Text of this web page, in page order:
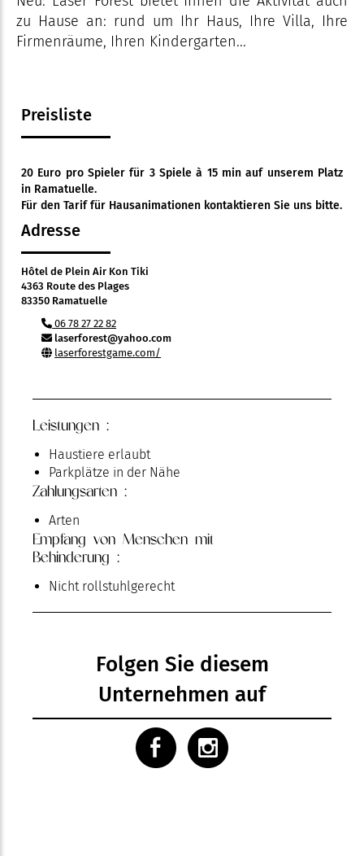
zu Hause an: rund um Ihr Haus, Ihre Villa, Ihre
Firmenräume, Ihren Kindergarten...
Preisliste
20 Euro pro Spieler für 3 Spiele à 15 min auf unserem Platz
in Ramatuelle.
Für den Tarif für Hausanimationen kontaktieren Sie uns bitte.
Adresse
Hôtel de Plein Air Kon Tiki
4363 Route des Plages
83350 Ramatuelle
06 78 27 22 82
laserforest@yahoo.com
laserforestgame.com/
Leistungen :
Haustiere erlaubt
Parkplätze in der Nähe
Zahlungsarten :
Arten
Empfang von Menschen mit
Behinderung :
Nicht rollstuhlgerecht
Folgen Sie diesem
Unternehmen auf